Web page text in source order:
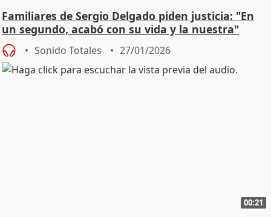
Familiares de Sergio Delgado piden justicia: "En
un segundo, acabó con su vida y la nuestra"
Sonido Totales 27/01/2026
00:21